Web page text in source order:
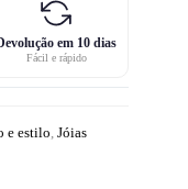
em 10 dias
Fácil e rápido
e estilo Jóias